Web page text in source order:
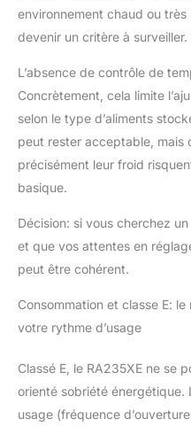
environnement chaud ou
devenir un critère à surveiller.
L’absence de contrôle de
Concrètement, cela limite
selon le type d’aliments
peut rester acceptable, mais
précisément leur froid
basique.
Décision: si vous cherchez
et que vos attentes en
peut être cohérent.
Consommation et classe E:
votre rythme d’usage
Classé E, le RA235XE ne se
orienté sobriété
usage (fréquence